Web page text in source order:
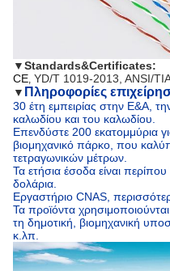
▼Standards&Certificates:
CE, YD/T 1019-2013, ANSI/
▼ Πληροφορίες
30 έτη εμπειρίας στην Ε&Α,
καλωδίου και του καλωδίου.
Επενδύστε 200 εκατομμύρια
βιομηχανικό πάρκο, που
τετραγωνικών μέτρων.
Τα ετήσια έσοδα είναι
δολάρια.
Εργαστήριο CNAS,
Τα προϊόντα
τη δημοτική, βιομηχανική
κ.λπ.